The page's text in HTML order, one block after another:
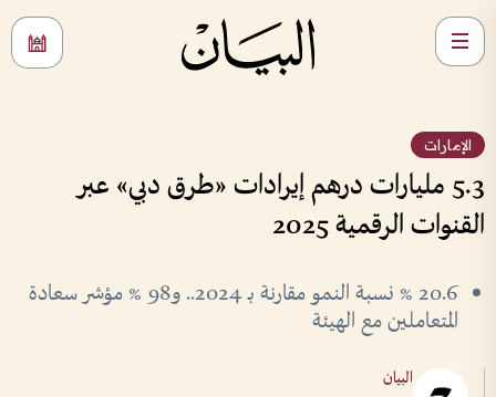
الإمارات
5.3 مليارات درهم إيرادات «طرق دبي» عبر
القنوات الرقمية 2025
20.6 % نسبة النمو مقارنة بـ 2024.. و98 % مؤشر سعادة
المتعاملين مع الهيئة
البيان